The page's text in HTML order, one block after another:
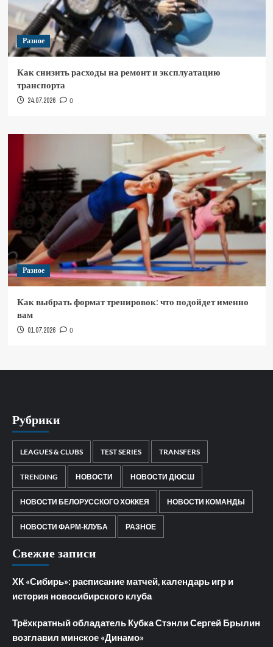
Разное
Как снизить расходы на ремонт и эксплуатацию
транспорта
24.07.2026 0
Разное
Как выбрать формат тренировок: что подойдет именно
вам
01.07.2026 0
Рубрики
LEAGUES & CLUBS TEST SERIES TRANSFERS
TRENDING НОВОСТИ НОВОСТИ ДЮСШ
НОВОСТИ БЕЛОРУССКОГО ХОККЕЯ НОВОСТИ КОМАНДЫ
НОВОСТИ ФАРМ-КЛУБА РАЗНОЕ
Свежие записи
ХК «Сибирь»: расписание матчей, календарь игр и
история новосибирского клуба
Трёхкратный обладатель Кубка Стэнли Сергей Брылин
возглавил минское «Динамо»